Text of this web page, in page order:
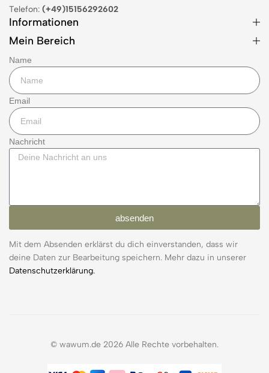
Telefon: (+49)15156292602
Informationen
Mein Bereich
Name
Email
Nachricht
absenden
Mit dem Absenden erklärst du dich einverstanden, dass wir
deine Daten zur Bearbeitung speichern. Mehr dazu in unserer
Datenschutzerklärung.
© wawum.de 2026 Alle Rechte vorbehalten.